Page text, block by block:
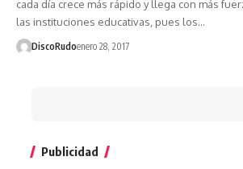
cada día crece más rápido y llega con más
las instituciones educativas, pues los…
DiscoRudoenero 28, 2017
Publicidad